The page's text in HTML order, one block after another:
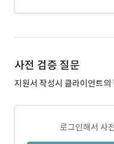
사전 검증 질문
지원서 작성시 클라이언트의
로그인해서 사